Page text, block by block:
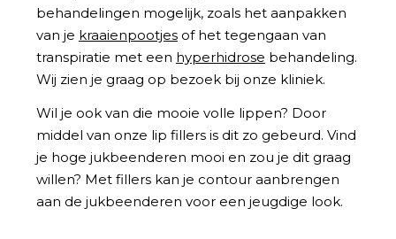
behandelingen mogelijk, zoals het aanpakken
van je kraaienpootjesof het tegengaan van
transpiratie met een hyperhidrose behandeling.
Wij zien je graag op bezoek bij onze kliniek.
Wil je ook van die mooie volle lippen? Door
middel van onze lip fillers is dit zo gebeurd. Vind
je hoge jukbeenderen mooi en zou je dit graag
willen? Met fillers kan je contour aanbrengen
aan de jukbeenderen voor een jeugdige look.